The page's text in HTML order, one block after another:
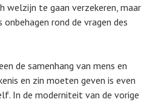
welzijn te gaan verzekeren, maar
rond de vragen des
de samenhang van mens en
en zin moeten geven is even
In de moderniteit van de vorige